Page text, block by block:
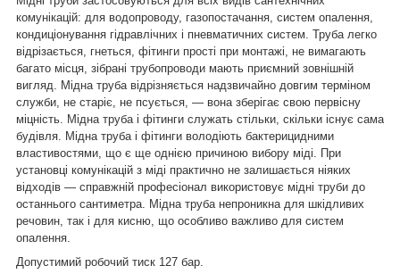
комунікацій: для водопроводу, газопостачання, систем опалення,
кондиціонування гідравлічних і пневматичних систем. Труба легко
відрізається, гнеться, фітинги прості при монтажі, не вимагають
багато місця, зібрані трубопроводи мають приємний зовнішній
вигляд. Мідна труба відрізняється надзвичайно довгим терміном
служби, не старіє, не псується, ― вона зберігає свою первісну
міцність. Мідна труба і фітинги служать стільки, скільки існує сама
будівля. Мідна труба і фітинги володіють бактерицидними
властивостями, що є ще однією причиною вибору міді. При
установці комунікацій з міді практично не залишається ніяких
відходів ― справжній професіонал використовує мідні труби до
останнього сантиметра. Мідна труба непроникна для шкідливих
речовин, так і для кисню, що особливо важливо для систем
опалення.
Допустимий робочий тиск 127 бар.